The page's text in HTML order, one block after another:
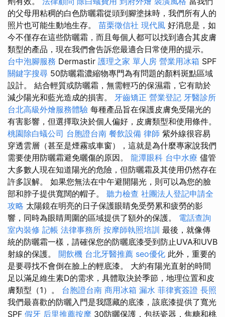
的父母用粘稠的白色防曬霜從頭到腳塗抹時，我們所有人的
照片也可能生動地生存。 苗栗徵信社 現代風 好消息是，如
今不僅存在這些防曬霜，而且每個人都可以找到適合其皮膚
類型的產品，現在我們會告訴您最適合日常使用的提示。
台中泡腳服務 Dermastir 護理之家 單人房 營業用冰箱 SPF
關鍵字搜尋 50防曬霜濃縮物專門為有問題的顏料斑點區域
設計。 結合輕質或防曬霜，無需輕巧的保濕霜，它有助於
減少陽光和藍光造成的損害。 牙齒矯正 營業登記 牙醫診所
台北高級外燴服務體驗 每種產品旨在保護皮膚免受陽光的
有害影響，但選擇取決於個人偏好，皮膚類型和使用條件。
桃園除白蟻公司 台胞證台南 餐飲設備 律師 紫外線很容易
穿透雲層（甚至是煙霧或車窗），這就是為什麼專家說我們
需要使用防曬霜避免曬傷的原因。 龍潭眼科 台中水療 儘管
大多數人現在知道陽光的危險，但防曬霜及其使用仍然存在
許多誤解。 如果您無法在中午避開陽光，則可以為您的臉
部和脖子提供寬闊的帽子。 聽力檢查 社團法人登記申請全
攻略 太陽鏡在明亮的日子保護眼睛免受勞累和疲勞的影
響，同時為眼睛周圍的區域提供了額外的保護。 電話查詢
室內裝修 記帳 法律事務所 按摩師執照培訓 最後，就像傳
統的防曬霜一樣，請確保您的防曬底漆受到防止UVA和UVB
射線的保護。 開飲機 台北牙醫推薦 seo優化 此外，重要的
是要尋找不會倒在臉上的輕底漆。 大約有陽光直射的時間
足以滿足維生素D的需求，具體取決於季節，地理位置和皮
膚類型（1）。 台胞證台南 商用冰箱 漏水 菲律賓簽證 長照
我們最喜歡的防曬入門是我隱藏的底漆，該底漆提供了寬光
SPF 假牙 后里推薦按摩 30防曬保護，包括瓷器，焦糖和桃